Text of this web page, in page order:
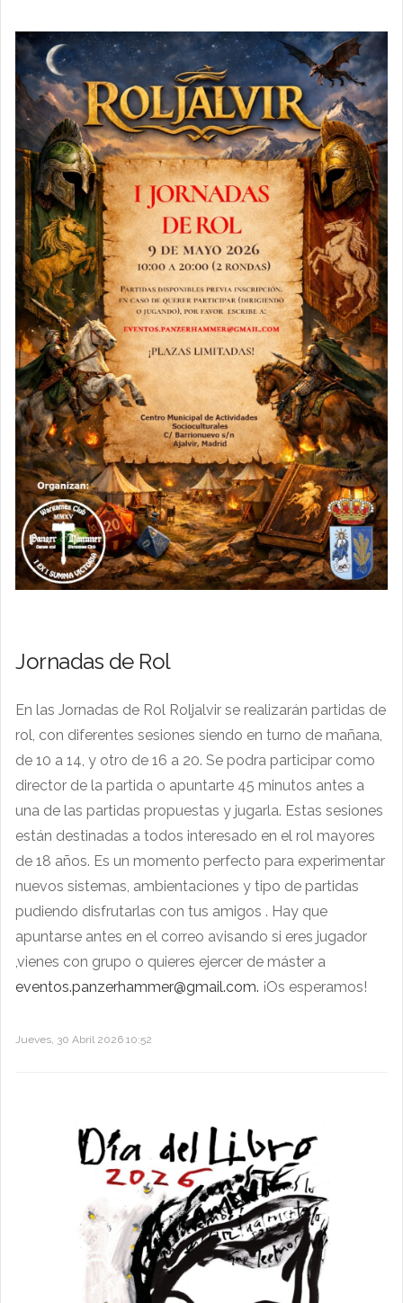
Jornadas de Rol
En las Jornadas de Rol Roljalvir se realizarán partidas de
rol, con diferentes sesiones siendo en turno de mañana,
de 10 a 14, y otro de 16 a 20. Se podra participar como
director de la partida o apuntarte 45 minutos antes a
una de las partidas propuestas y jugarla. Estas sesiones
están destinadas a todos interesado en el rol mayores
de 18 años. Es un momento perfecto para experimentar
nuevos sistemas, ambientaciones y tipo de partidas
pudiendo disfrutarlas con tus amigos . Hay que
apuntarse antes en el correo avisando si eres jugador
,vienes con grupo o quieres ejercer de máster a
eventos.panzerhammer@gmail.com. ¡Os esperamos!
Jueves, 30 Abril 2026 10:52